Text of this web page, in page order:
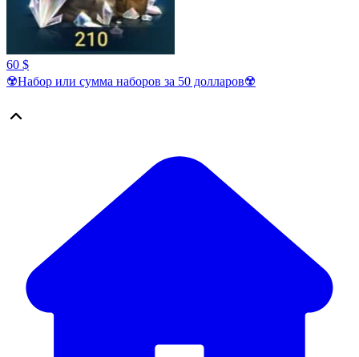
60 $
☢️Набор или сумма наборов за 50 долларов☢️